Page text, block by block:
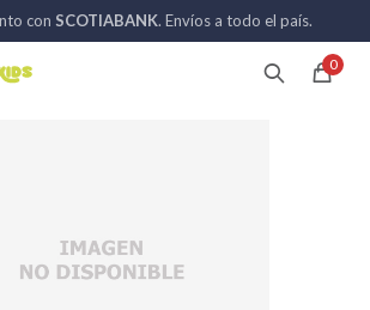
con SCOTIABANK. Envíos a todo el país.
0
MI CUENTA